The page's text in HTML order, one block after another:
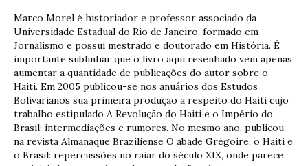
Marco Morel é historiador e professor associado da
Universidade Estadual do Rio de Janeiro, formado em
Jornalismo e possui mestrado e doutorado em História. É
importante sublinhar que o livro aqui resenhado vem apenas
aumentar a quantidade de publicações do autor sobre o
Haiti. Em 2005 publicou-se nos anuários dos Estudos
Bolivarianos sua primeira produção a respeito do Haiti cujo
trabalho estipulado A Revolução do Haiti e o Império do
Brasil: intermediações e rumores. No mesmo ano, publicou
na revista Almanaque Braziliense O abade Grégoire, o Haiti e
o Brasil: repercussões no raiar do século XIX, onde parece